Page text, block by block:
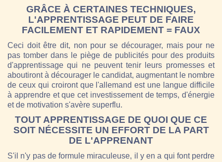
GRÂCE À CERTAINES TECHNIQUES,
L'APPRENTISSAGE PEUT DE FAIRE
FACILEMENT ET RAPIDEMENT = FAUX
Ceci doit être dit, non pour se décourager, mais pour ne
pas tomber dans le piège de publicités pour des produits
d'apprentissage qui ne peuvent tenir leurs promesses et
aboutiront à décourager le candidat, augmentant le nombre
de ceux qui croiront que l'allemand est une langue difficile
à apprendre et que cet investissement de temps, d'énergie
et de motivation s'avère superflu.
TOUT APPRENTISSAGE DE QUOI QUE CE
SOIT NÉCESSITE UN EFFORT DE LA PART
DE L'APPRENANT
S'il n'y pas de formule miraculeuse, il y en a qui font perdre